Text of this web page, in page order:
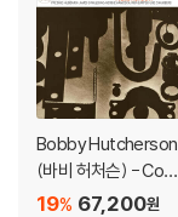
Bobby Hutcherson
(바비 허처슨) - Com
ponents [LP]
67,200원
19%